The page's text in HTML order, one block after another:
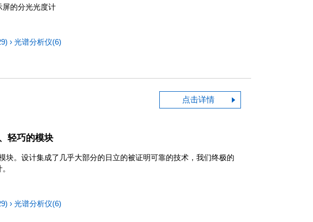
的分光光度计
› 光谱分析仪(6)
点击详情
轻巧的模块
块。设计集成了几乎大部分的日立的被证明可靠的技术，我们终极的
› 光谱分析仪(6)